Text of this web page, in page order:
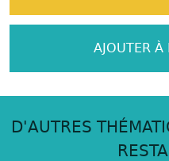
AJOUTER À
D'AUTRES